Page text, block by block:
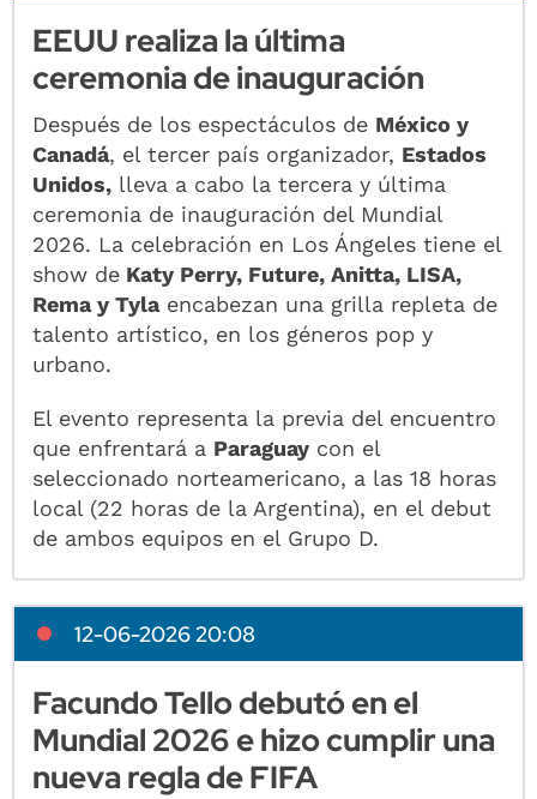
EEUU realiza la última
ceremonia de inauguración
Después de los espectáculos de México y
Canadá, el tercer país organizador, Estados
Unidos, lleva a cabo la tercera y última
ceremonia de inauguración del Mundial
2026. La celebración en Los Ángeles tiene el
show de Katy Perry, Future, Anitta, LISA,
Rema y Tylaencabezan una grilla repleta de
talento artístico, en los géneros pop y
urbano.
El evento representa la previa del encuentro
que enfrentará a Paraguay con el
seleccionado norteamericano, a las 18 horas
local (22 horas de la Argentina), en el debut
de ambos equipos en el Grupo D.
12-06-2026 20:08
Facundo Tello debutó en el
Mundial 2026 e hizo cumplir una
nueva regla de FIFA